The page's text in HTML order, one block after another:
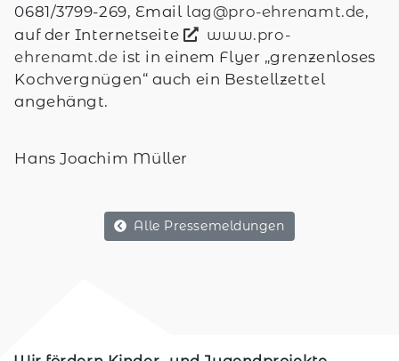
0681/3799-269, Email lag@pro-ehrenamt.de,
auf der Internetseite
www.pro-
ehrenamt.de ist in einem Flyer „grenzenloses
Kochvergnügen“ auch ein Bestellzettel
angehängt.
Hans Joachim Müller
Alle Pressemeldungen